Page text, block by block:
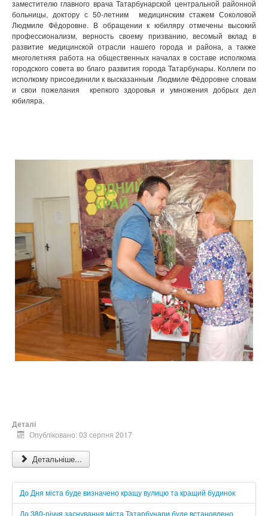
заместителю главного врача Татарбунарской центральной районной
больницы, доктору с 50-летним медицинским стажем Соколовой
Людмиле Фёдоровне. В обращении к юбиляру отмечены высокий
профессионализм, верность своему призванию, весомый вклад в
развитие медицинской отрасли нашего города и района, а также
многолетняя работа на общественных началах в составе исполкома
городского совета во благо развития города Татарбунары. Коллеги по
исполкому присоединили к высказанным Людмиле Фёдоровне словам
и свои пожелания крепкого здоровья и умножения добрых дел
юбиляра.
Деталі
Опубліковано: 03 серпня 2017
Детальніше...
До Дня міста буде визначено кращу вулицю та кращий будинок
До 380-річчя заснування міста Татарбунари буде встановлено